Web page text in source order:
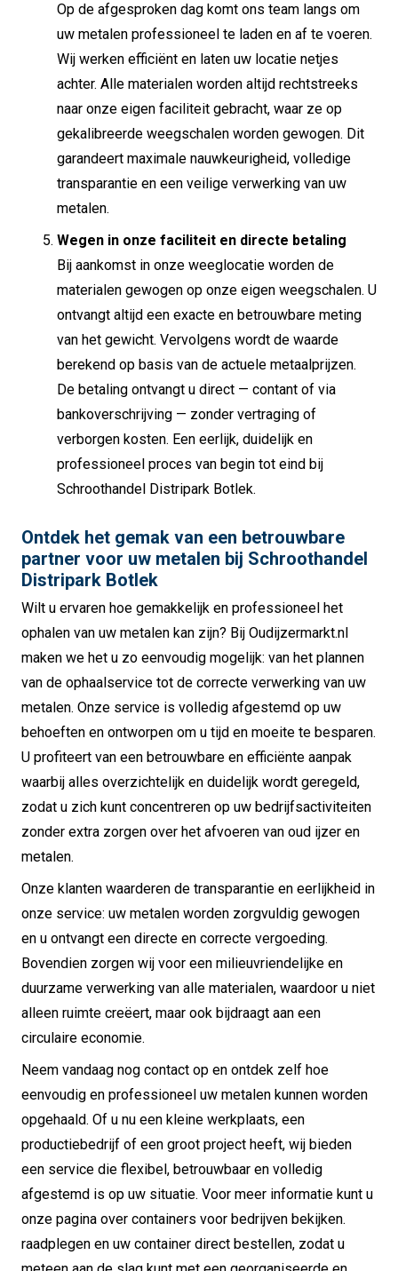
Op de afgesproken dag komt ons team langs om
uw metalen professioneel te laden en af te voeren.
Wij werken efficiënt en laten uw locatie netjes
achter. Alle materialen worden altijd rechtstreeks
naar onze eigen faciliteit gebracht, waar ze op
gekalibreerde weegschalen worden gewogen. Dit
garandeert maximale nauwkeurigheid, volledige
transparantie en een veilige verwerking van uw
metalen.
Wegen in onze faciliteit en directe betaling
Bij aankomst in onze weeglocatie worden de
materialen gewogen op onze eigen weegschalen. U
ontvangt altijd een exacte en betrouwbare meting
van het gewicht. Vervolgens wordt de waarde
berekend op basis van de actuele metaalprijzen.
De betaling ontvangt u direct — contant of via
bankoverschrijving — zonder vertraging of
verborgen kosten. Een eerlijk, duidelijk en
professioneel proces van begin tot eind bij
Schroothandel Distripark Botlek.
Ontdek het gemak van een betrouwbare
partner voor uw metalen bij Schroothandel
Distripark Botlek
Wilt u ervaren hoe gemakkelijk en professioneel het
ophalen van uw metalen kan zijn? Bij Oudijzermarkt.nl
maken we het u zo eenvoudig mogelijk: van het plannen
van de ophaalservice tot de correcte verwerking van uw
metalen. Onze service is volledig afgestemd op uw
behoeften en ontworpen om u tijd en moeite te besparen.
U profiteert van een betrouwbare en efficiënte aanpak
waarbij alles overzichtelijk en duidelijk wordt geregeld,
zodat u zich kunt concentreren op uw bedrijfsactiviteiten
zonder extra zorgen over het afvoeren van oud ijzer en
metalen.
Onze klanten waarderen de transparantie en eerlijkheid in
onze service: uw metalen worden zorgvuldig gewogen
en u ontvangt een directe en correcte vergoeding.
Bovendien zorgen wij voor een milieuvriendelijke en
duurzame verwerking van alle materialen, waardoor u niet
alleen ruimte creëert, maar ook bijdraagt aan een
circulaire economie.
Neem vandaag nog contact op en ontdek zelf hoe
eenvoudig en professioneel uw metalen kunnen worden
opgehaald. Of u nu een kleine werkplaats, een
productiebedrijf of een groot project heeft, wij bieden
een service die flexibel, betrouwbaar en volledig
afgestemd is op uw situatie. Voor meer informatie kunt u
onze pagina over containers voor bedrijven bekijken.
raadplegen en uw container direct bestellen, zodat u